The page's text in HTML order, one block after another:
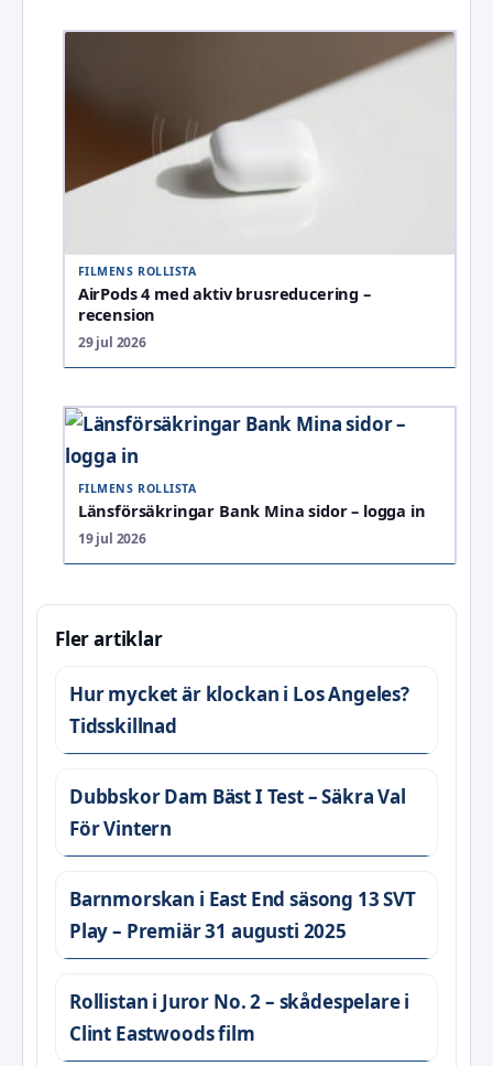
FILMENS ROLLISTA
AirPods 4 med aktiv brusreducering –
recension
29 jul 2026
FILMENS ROLLISTA
Länsförsäkringar Bank Mina sidor – logga in
19 jul 2026
Fler artiklar
Hur mycket är klockan i Los Angeles?
Tidsskillnad
Dubbskor Dam Bäst I Test – Säkra Val
För Vintern
Barnmorskan i East End säsong 13 SVT
Play – Premiär 31 augusti 2025
Rollistan i Juror No. 2 – skådespelare i
Clint Eastwoods film